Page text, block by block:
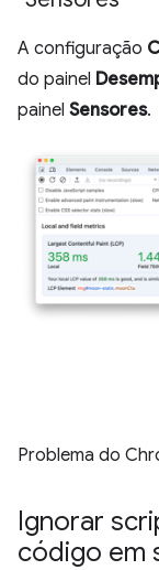
A configuração
do painel
painel Sensores.
Problema do
Ignorar
código em